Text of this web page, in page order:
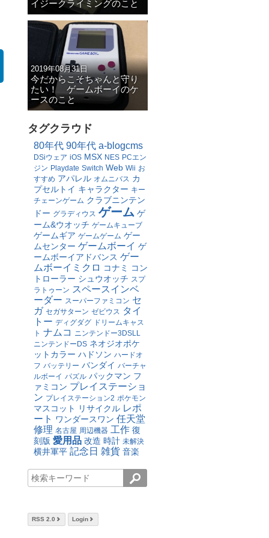
イジークライミングのこと
2019年08月31日
今だからこそちゃんと守り
たい！ ゲームボーイのケ
ースのこと
タグクラウド
80年代 90年代 a-blogcms
DSiウェア iOS MSX NES PCエン
ジン Playdate Switch Web Wii お
すすめ アパレル オムニバス カ
プセルトイ キャラクター キー
チェーンゲーム クラブニンテン
ドー グラディウス ゲーム ゲ
ーム&ウオッチ ゲームキューブ
ゲームギア ゲームゲーム ゲー
ムセンター ゲームボーイ ゲ
ームボーイアドバンス ゲー
ムボーイミクロ コナミ
コン
トローラー シュウオッチ スプ
ラトゥーン スペースインベ
ーダー スーパーファミコン セ
ガ セガサターン ゼビウス タイ
トー ディグダグ ドリームキャス
ト ナムコ ニンテンドー3DSLL
ニンテンドーDS ネオジオポケ
ットカラー ハドソン ハードオ
フ バッテリー バンダイ バーチャ
ルボーイ パズル パックマン フ
ァミコン プレイステーショ
ン プレイステーション2 ポケモン
マスコット リサイクル レポ
ート ワンダースワン 任天堂
修理 名古屋 周辺機器 工作 復
刻版 愛用品 改造 時計 未解決
横井軍平 記念日 雑貨 音楽
RSS 2.0 Login